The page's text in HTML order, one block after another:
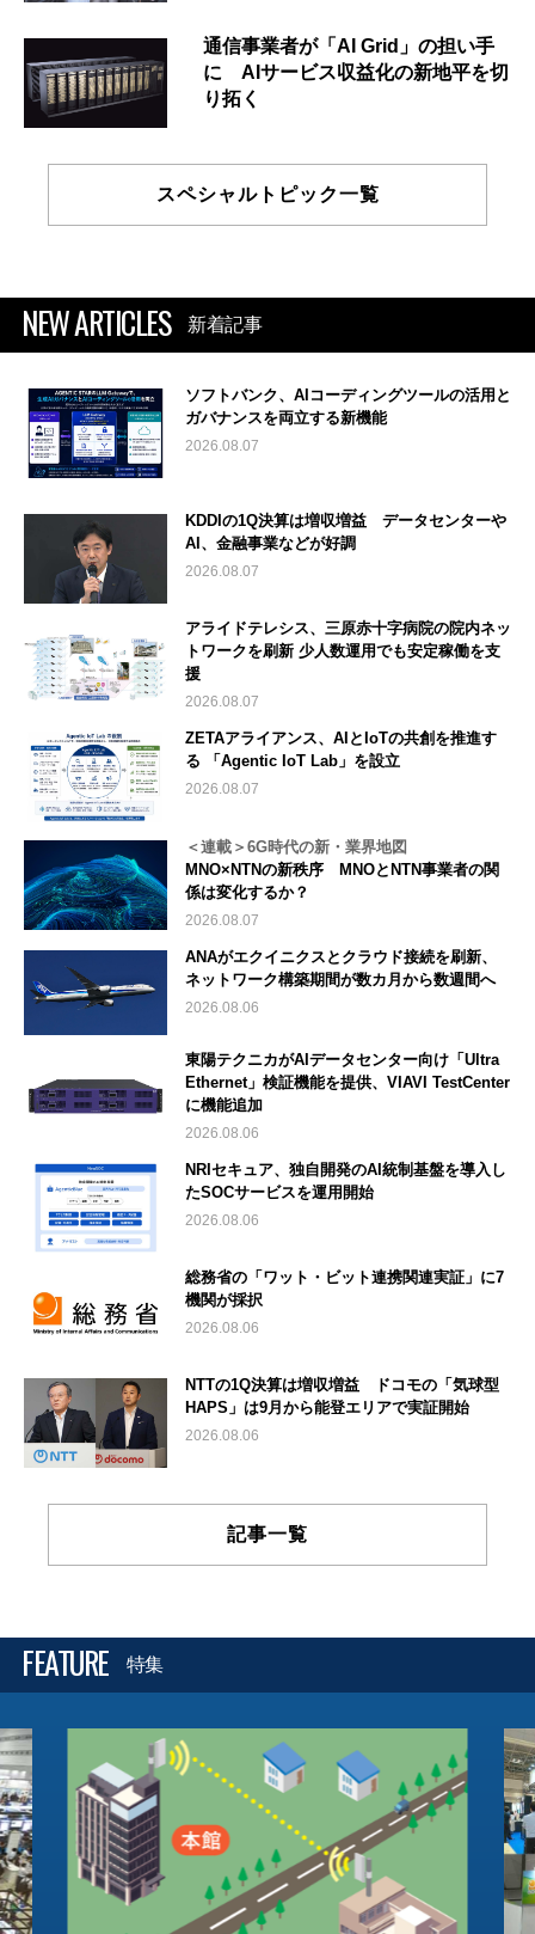
通信事業者が「AI Grid」の担い手
に AIサービス収益化の新地平を切
り拓く
スペシャルトピック一覧
NEW ARTICLES 新着記事
ソフトバンク、AIコーディングツールの活用と
ガバナンスを両立する新機能
2026.08.07
KDDIの1Q決算は増収増益 データセンターや
AI、金融事業などが好調
2026.08.07
アライドテレシス、三原赤十字病院の院内ネッ
トワークを刷新 少人数運用でも安定稼働を支
援
2026.08.07
ZETAアライアンス、AIとIoTの共創を推進す
る 「Agentic IoT Lab」を設立
2026.08.07
＜連載＞6G時代の新・業界地図
MNO×NTNの新秩序 MNOとNTN事業者の関
係は変化するか？
2026.08.07
ANAがエクイニクスとクラウド接続を刷新、
ネットワーク構築期間が数カ月から数週間へ
2026.08.06
東陽テクニカがAIデータセンター向け「Ultra
Ethernet」検証機能を提供、VIAVI TestCenter
に機能追加
2026.08.06
NRIセキュア、独自開発のAI統制基盤を導入し
たSOCサービスを運用開始
2026.08.06
総務省の「ワット・ビット連携関連実証」に7
機関が採択
2026.08.06
NTTの1Q決算は増収増益 ドコモの「気球型
HAPS」は9月から能登エリアで実証開始
2026.08.06
記事一覧
FEATURE 特集